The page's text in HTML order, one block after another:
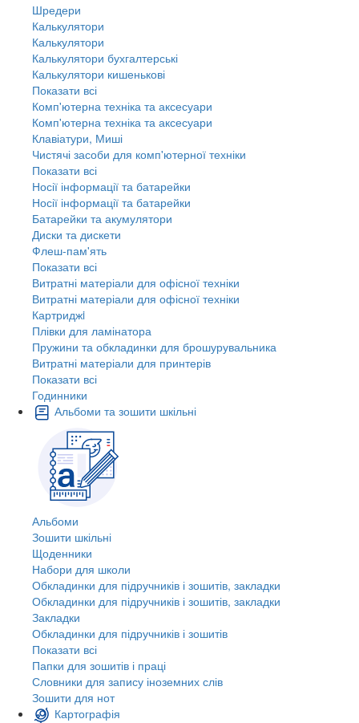
Шредери
Калькулятори
Калькулятори
Калькулятори бухгалтерські
Калькулятори кишенькові
Показати всі
Комп'ютерна техніка та аксесуари
Комп'ютерна техніка та аксесуари
Клавіатури, Миші
Чистячі засоби для комп'ютерної техніки
Показати всі
Носії інформації та батарейки
Носії інформації та батарейки
Батарейки та акумулятори
Диски та дискети
Флеш-пам'ять
Показати всі
Витратні матеріали для офісної техніки
Витратні матеріали для офісної техніки
Картриджi
Плівки для ламінатора
Пружини та обкладинки для брошурувальника
Витратні матеріали для принтерів
Показати всі
Годинники
Альбоми та зошити шкільні
Альбоми
Зошити шкільні
Щоденники
Набори для школи
Обкладинки для підручників і зошитів, закладки
Обкладинки для підручників і зошитів, закладки
Закладки
Обкладинки для підручників і зошитів
Показати всі
Папки для зошитів і праці
Словники для запису іноземних слів
Зошити для нот
Картографія